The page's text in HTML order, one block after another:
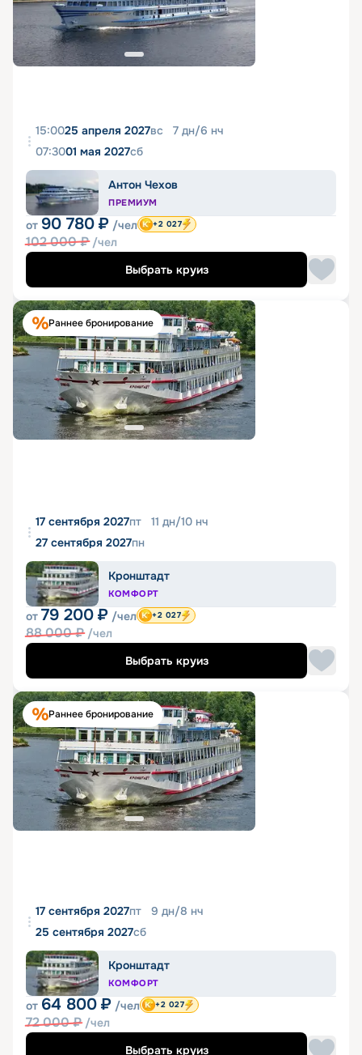
15:0025 апреля 2027вс 7 дн/6 нч
07:3001 мая 2027сб
Антон Чехов
ПРЕМИУМ
от 90 780 ₽ /чел
102 000₽ /чел
+2 027
Выбрать круиз
Раннее бронирование
17 сентября 2027пт 11 дн/10 нч
27 сентября 2027пн
Кронштадт
КОМФОРТ
от 79 200 ₽ /чел
88 000₽ /чел
+2 027
Выбрать круиз
Раннее бронирование
17 сентября 2027пт 9 дн/8 нч
25 сентября 2027сб
Кронштадт
КОМФОРТ
от 64 800 ₽ /чел
72 000₽ /чел
+2 027
Выбрать круиз